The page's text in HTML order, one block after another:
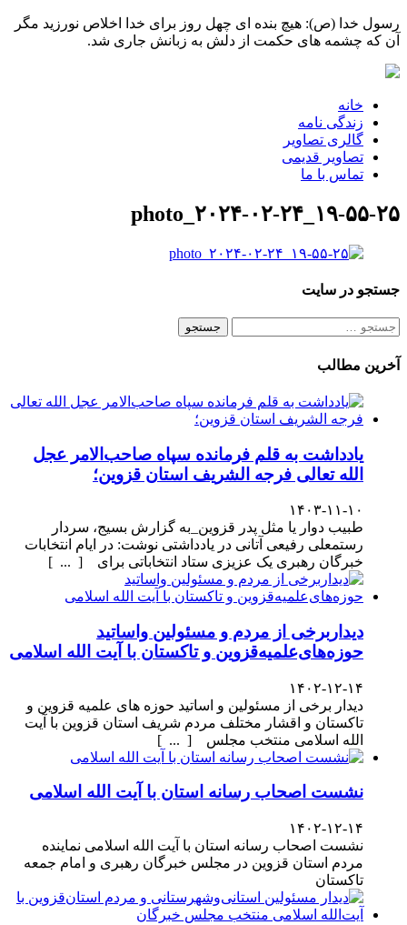
رسول خدا (ص): هیچ بنده ای چهل روز برای خدا اخلاص نورزید مگر
آن که چشمه های حکمت از دلش به زبانش جاری شد.
خانه
زندگی نامه
گالری تصاویر
تصاویر قدیمی
تماس با ما
photo_۲۰۲۴-۰۲-۲۴_۱۹-۵۵-۲۵
جستجو در سایت
جستجو
آخرین مطالب
یادداشت به قلم فرمانده سپاه صاحب‌الامر عجل
الله تعالی فرجه الشریف استان قزوین؛
۱۴۰۳-۱۱-۱۰
طبیب دوار یا مثل پدر قزوین_به گزارش بسیج، سردار
رستمعلی رفیعی آتانی در یادداشتی نوشت: در ایام انتخابات
خبرگان رهبری یک عزیزی ستاد انتخاباتی برای [ ... ]
دیداربرخی از مردم و مسئولین واساتید
حوزه‌های‌علمیه‌قزوین و تاکستان با آیت الله اسلامی
۱۴۰۲-۱۲-۱۴
دیدار برخی از مسئولین و اساتید حوزه های علمیه قزوین و
تاکستان و اقشار مختلف مردم شریف استان قزوین با آیت
الله اسلامی منتخب مجلس [ ... ]
نشست اصحاب رسانه استان با آیت الله اسلامی
۱۴۰۲-۱۲-۱۴
نشست اصحاب رسانه استان با آیت الله اسلامی نماینده
مردم استان قزوین در مجلس خبرگان رهبری و امام جمعه
تاکستان